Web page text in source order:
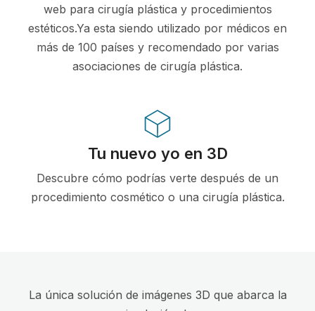
web para cirugía plástica y procedimientos
estéticos.Ya esta siendo utilizado por médicos en
más de 100 países y recomendado por varias
asociaciones de cirugía plástica.
Tu nuevo yo en 3D
Descubre cómo podrías verte después de un
procedimiento cosmético o una cirugía plástica.
La única solución de imágenes 3D que abarca la